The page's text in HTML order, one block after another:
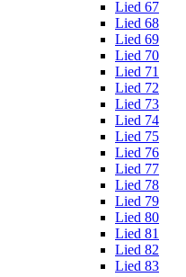
Lied 67
Lied 68
Lied 69
Lied 70
Lied 71
Lied 72
Lied 73
Lied 74
Lied 75
Lied 76
Lied 77
Lied 78
Lied 79
Lied 80
Lied 81
Lied 82
Lied 83